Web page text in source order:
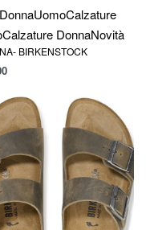
DonnaUomoCalzature
Calzature DonnaNovità
BIRKENSTOCK